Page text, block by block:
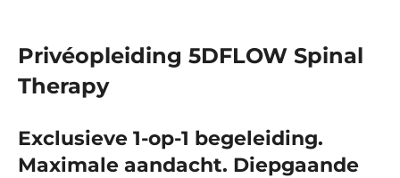
Privéopleiding 5DFLOW Spinal
Therapy
Exclusieve 1-op-1 begeleiding.
Maximale aandacht. Diepgaande